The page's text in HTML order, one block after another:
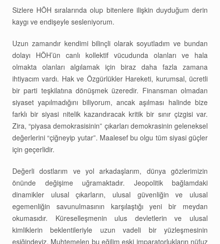
Sizlere HÖH sıralarında olup bitenlere ilişkin duyduğum derin
kaygı ve endişeyle sesleniyorum.
Uzun zamandır kendimi bilinçli olarak soyutladım ve bundan
dolayı HÖH’ün canlı kollektif vücudunda olanları ve hala
olmakta olanları algılamak için biraz daha fazla zamana
ihtiyacım vardı. Hak ve Özgürlükler Hareketi, kurumsal, ücretli
bir parti teşkilatına dönüşmek üzeredir. Finansman olmadan
siyaset yapılmadığını biliyorum, ancak aşılması halinde bize
farklı bir siyasi nitelik kazandıracak kritik bir sınır çizgisi var.
Zira, “piyasa demokrasisinin” çıkarları demokrasinin geleneksel
değerlerini “çiğneyip yutar”. Maalesef bu olgu tüm siyasi güçler
için geçerlidir.
Değerli dostlarım ve yol arkadaşlarım, dünya gözlerimizin
önünde değişime uğramaktadır. Jeopolitik bağlamdaki
dinamikler ulusal çıkarların, ulusal güvenliğin ve ulusal
egemenliğin savunulmasının karşılaştığı yeni bir meydan
okumasıdır. Küreselleşmenin ulus devletlerin ve ulusal
kimliklerin beklentileriyle uzun vadeli bir yüzleşmesinin
eşiğindeyiz. Muhtemelen bu eğilim eski imparatorlukların nüfuz